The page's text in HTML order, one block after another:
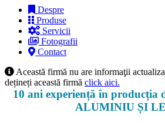
Despre
Produse
Servicii
Fotografii
Contact
Această firmă nu are informaţii
dețineți această firmă click aici.
10 ani experiență în producția
ALUMINIU ȘI